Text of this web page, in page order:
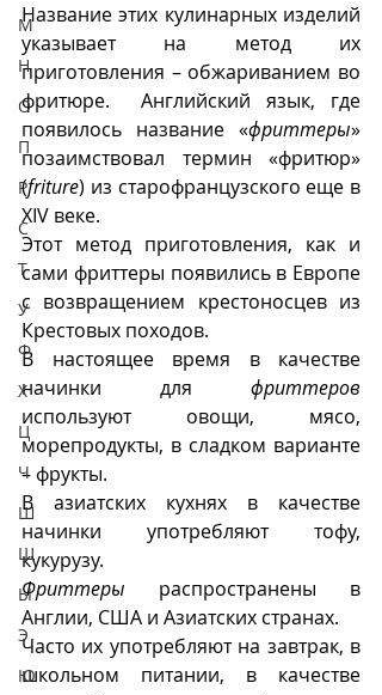
М
Н
О
П
Р
С
Т
У
Ф
Х
Ц
Ч
Ш
Щ
Ы
Э
Ю
Название этих кулинарных изделий
указывает на метод их
приготовления – обжариванием во
фритюре.  Английский язык, где
появилось название «фриттеры»
позаимствовал термин «фритюр»
(friture) из старофранцузского еще в
XIV веке.
Этот метод приготовления, как и
сами фриттеры появились в Европе
с возвращением крестоносцев из
Крестовых походов.
В настоящее время в качестве
начинки для фриттеров
используют овощи, мясо,
морепродукты, в сладком варианте
– фрукты.
В азиатских кухнях в качестве
начинки употребляют тофу,
кукурузу.
Фриттеры распространены в
Англии, США и Азиатских странах.
Часто их употребляют на завтрак, в
школьном питании, в качестве